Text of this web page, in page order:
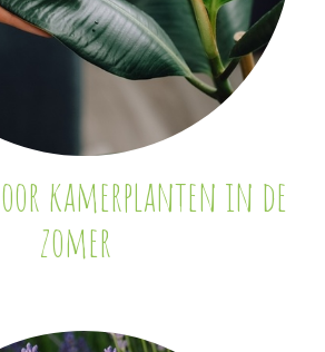
kamerplanten in de
zomer